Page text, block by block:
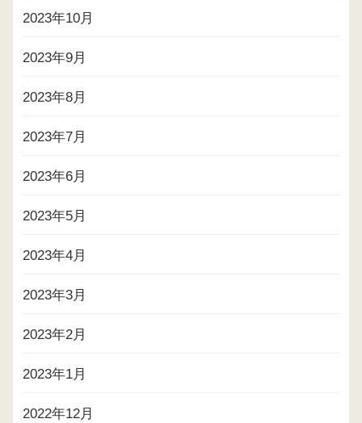
2023年10月
2023年9月
2023年8月
2023年7月
2023年6月
2023年5月
2023年4月
2023年3月
2023年2月
2023年1月
2022年12月